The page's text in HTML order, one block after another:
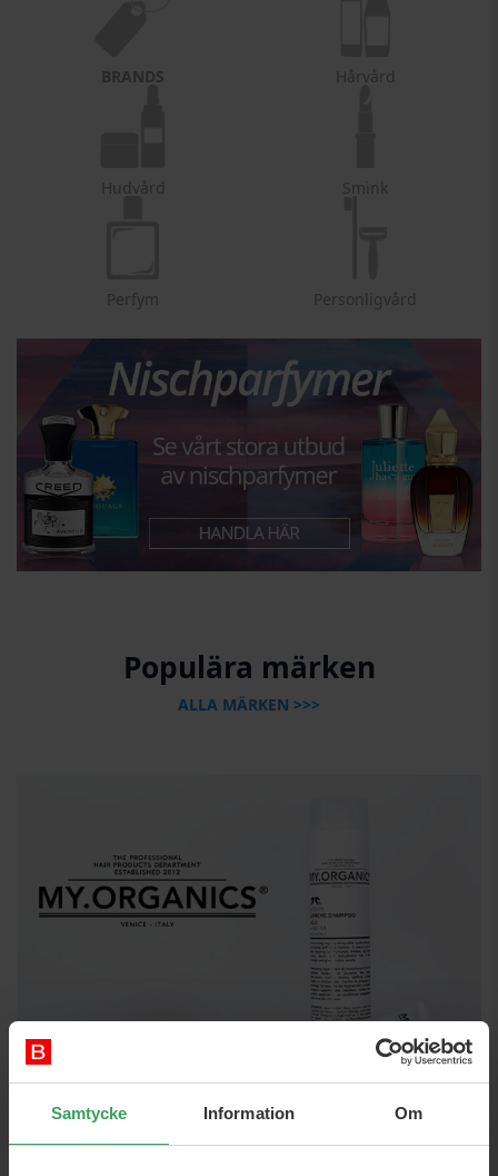
Samtycke Information Om
BRANDS Hårvård
Hudvård Smink
Perfym Personligvård
Populära märken
ALLA MÄRKEN >>>